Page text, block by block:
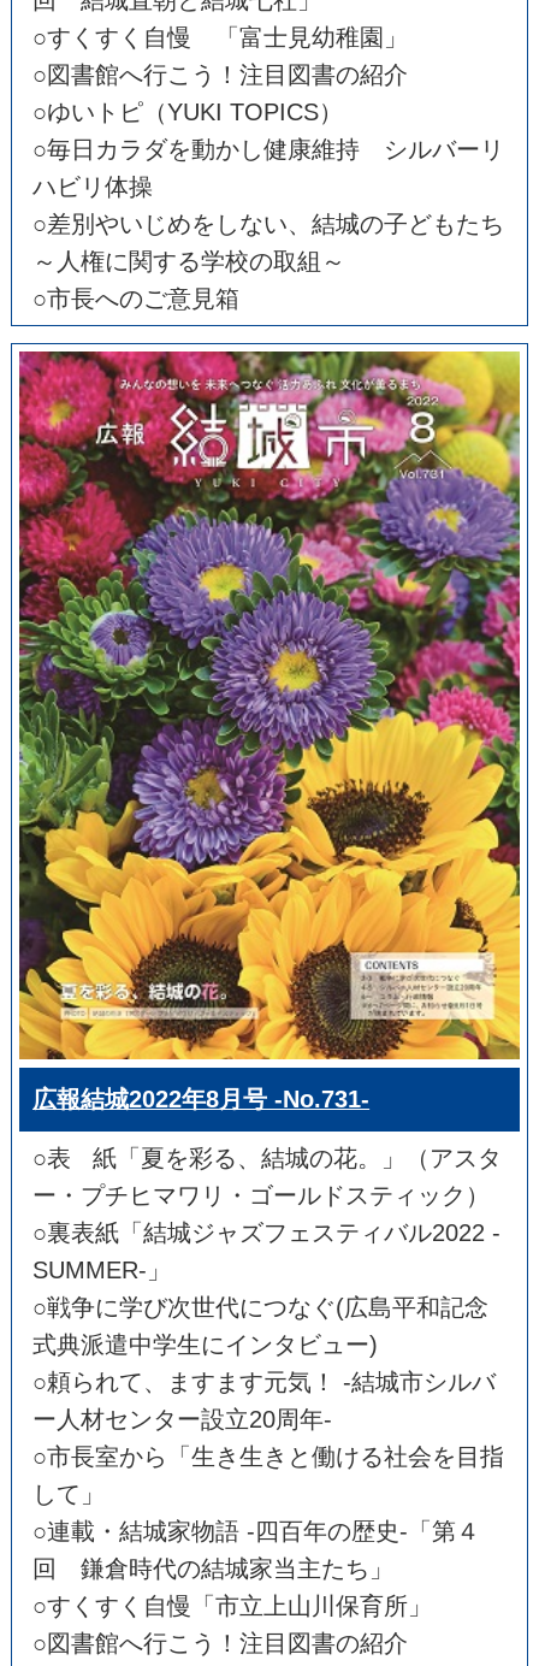
○すくすく自慢 「富士見幼稚園」
○図書館へ行こう！注目図書の紹介
○ゆいトピ（YUKI TOPICS）
○毎日カラダを動かし健康維持 シルバーリ
ハビリ体操
○差別やいじめをしない、結城の子どもたち
～人権に関する学校の取組～
○市長へのご意見箱
広報結城2022年8月号 -No.731-
○表 紙「夏を彩る、結城の花。」（アスタ
ー・プチヒマワリ・ゴールドスティック）
○裏表紙「結城ジャズフェスティバル2022 -
SUMMER-」
○戦争に学び次世代につなぐ(広島平和記念
式典派遣中学生にインタビュー)
○頼られて、ますます元気！ -結城市シルバ
ー人材センター設立20周年-
○市長室から「生き生きと働ける社会を目指
して」
○連載・結城家物語 -四百年の歴史-「第４
回 鎌倉時代の結城家当主たち」
○すくすく自慢「市立上山川保育所」
○図書館へ行こう！注目図書の紹介